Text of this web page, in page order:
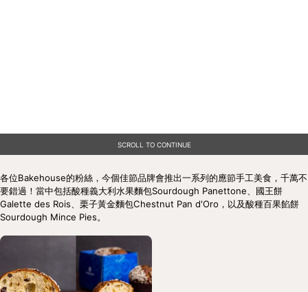
SCROLL TO CONTINUE
各位Bakehouse的粉絲，今個佳節品牌會推出一系列的應節手工美食，千萬不
要錯過！當中包括酸種義大利水果麵包Sourdough Panettone、國王餅
Galette des Rois、栗子黃金麵包Chestnut Pan d'Oro，以及酸種百果餡餅
Sourdough Mince Pies。